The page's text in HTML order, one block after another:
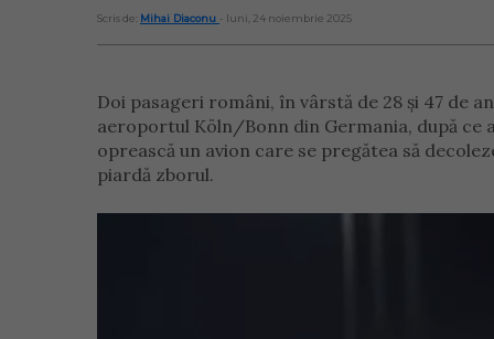
Scris de: Mihai Diaconu - luni, 24 noiembrie 2025
Doi pasageri români, în vârstă de 28 și 47 de
aeroportul Köln/Bonn din Germania, după ce
oprească un avion care se pregătea să
piardă zborul.